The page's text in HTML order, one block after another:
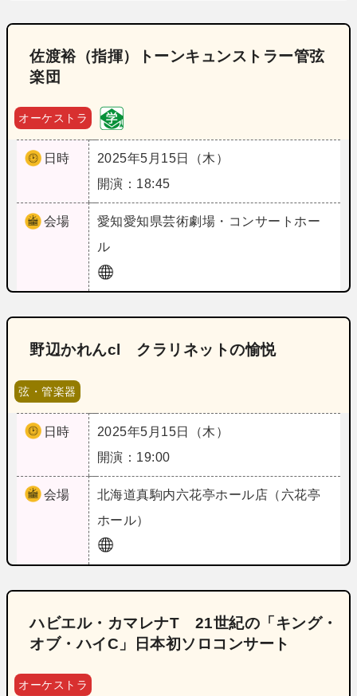
佐渡裕（指揮）トーンキュンストラー管弦
楽団
オーケストラ
日時
2025年5月15日（木）
開演：18:45
会場 愛知愛知県芸術劇場・コンサートホー
ル
野辺かれんcl クラリネットの愉悦
弦・管楽器
日時
2025年5月15日（木）
開演：19:00
会場 北海道真駒内六花亭ホール店（六花亭
ホール）
ハビエル・カマレナT 21世紀の「キング・
オブ・ハイC」日本初ソロコンサート
オーケストラ